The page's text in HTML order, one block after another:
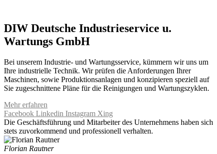
DIW Deutsche Industrieservice u.
Wartungs GmbH
Bei unserem Industrie- und Wartungsservice, kümmern wir uns um
Ihre industrielle Technik. Wir prüfen die Anforderungen Ihrer
Maschinen, sowie Produktionsanlagen und konzipieren speziell auf
Sie zugeschnittene Pläne für die Reinigungen und Wartungszyklen.
Mehr erfahren
Facebook Linkedin Instagram Xing
Die Geschäftsführung und Mitarbeiter des Unternehmens haben sich
stets zuvorkommend und professionell verhalten.
Florian Rautner